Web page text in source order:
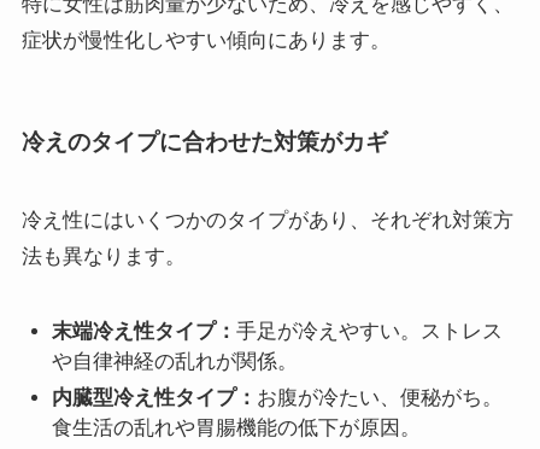
症状が慢性化しやすい傾向にあります。
冷えのタイプに合わせた対策がカギ
冷え性にはいくつかのタイプがあり、それぞれ対策方
法も異なります。
末端冷え性タイプ：手足が冷えやすい。ストレス
や自律神経の乱れが関係。
内臓型冷え性タイプ： お腹が冷たい、便秘がち。
食生活の乱れや胃腸機能の低下が原因。